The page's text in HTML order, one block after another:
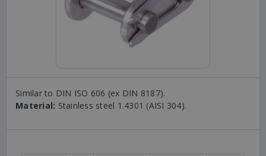
Similar to DIN ISO 606 (ex DIN 8187).
Material: Stainless steel 1.4301 (AISI 304).